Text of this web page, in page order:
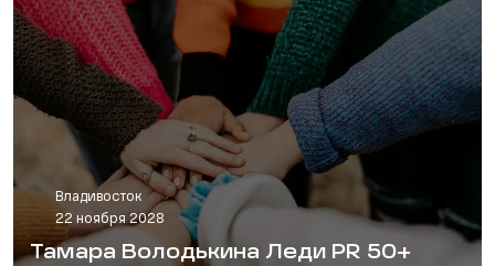
Владивосток
22 ноября 2028
Тамара Володькина Леди PR 50+